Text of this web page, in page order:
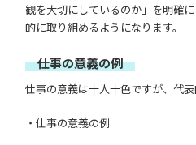
観を大切にしているのか」を明確
的に取り組めるようになります。
仕事の意義の例
仕事の意義は十人十色ですが、代表
・仕事の意義の例